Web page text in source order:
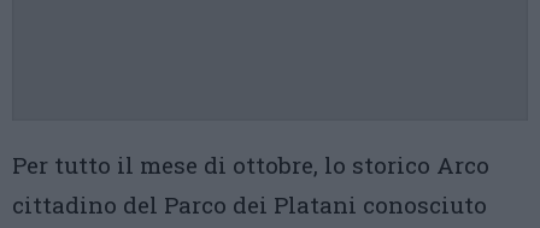
Per tutto il mese di ottobre, lo storico Arco
cittadino del Parco dei Platani conosciuto